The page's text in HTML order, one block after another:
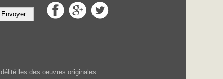
Envoyer
les des oeuvres originales.